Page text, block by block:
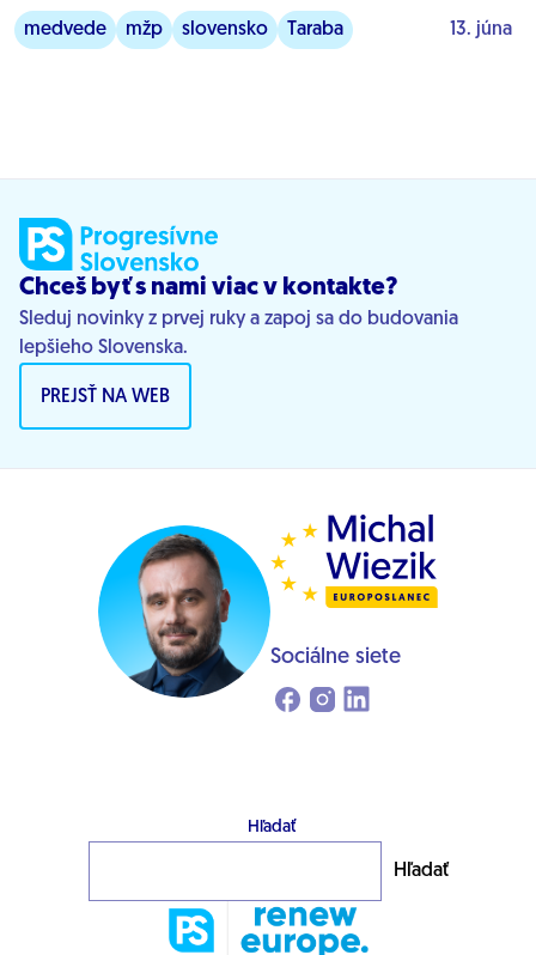
medvede mžp slovensko Taraba 13. júna
Chceš byť s nami viac v kontakte?
Sleduj novinky z prvej ruky a zapoj sa do budovania
lepšieho Slovenska.
PREJSŤ NA WEB
Sociálne siete
Hľadať
Hľadať